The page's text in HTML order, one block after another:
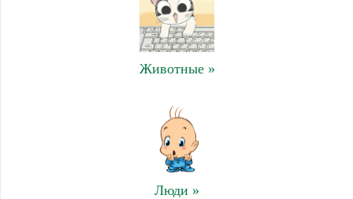
Животные »
Люди »